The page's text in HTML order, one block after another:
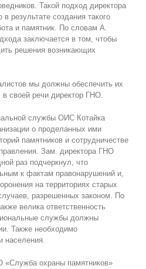
Такой подход директора
результате создания такого
и памятник. По словам А.
заключается в том, чтобы
решения возникающих
мы должны обеспечить их
в своей речи директор ГНО.
службы ОИС Котайка
о проделанных ими
памятников и сотрудничестве
Зам. директора ГНО
раз подчеркнул, что
к фактам правонарушений и,
на территориях старых
разрешенных законом. По
велика ответственность
службы должны
Также необходимо
населения.
«Служба охраны памятников»